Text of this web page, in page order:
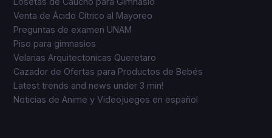
Venta de Ácido Cítrico al Mayoreo
Preguntas de examen UNAM
Piso para gimnasios
Velarias Arquitectonicas Queretaro
Cazador de Ofertas para Productos de Bebés
Latest trends and news under 3 min!
Noticias de Anime y Videojuegos en español